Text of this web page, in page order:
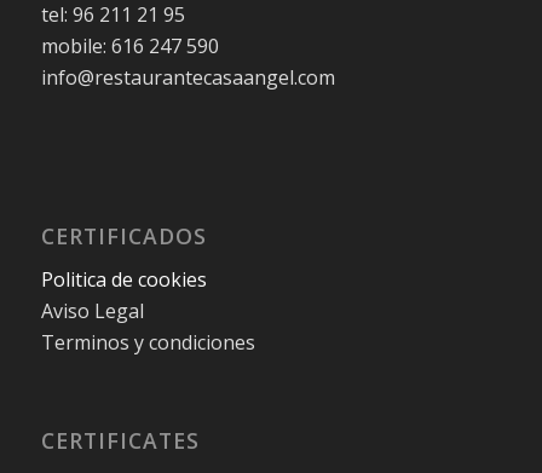
tel: 96 211 21 95
mobile: 616 247 590
info@restaurantecasaangel.com
CERTIFICADOS
Politica de cookies
Aviso Legal
Terminos y condiciones
CERTIFICATES